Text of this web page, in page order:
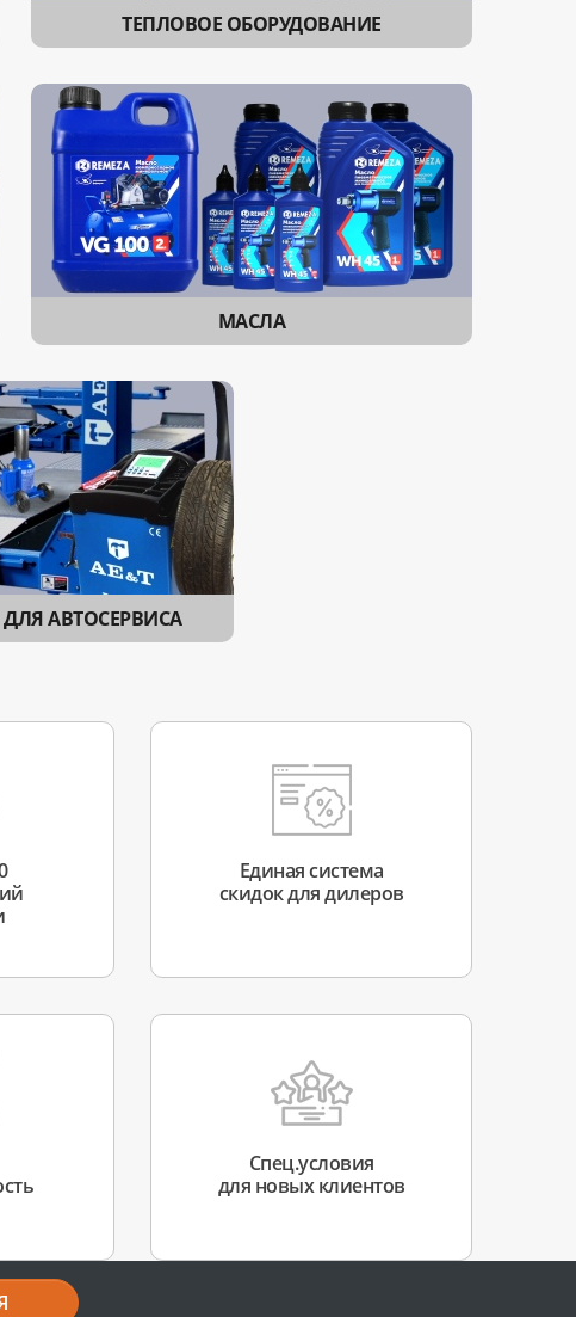
ТЕПЛОВОЕ ОБОРУДОВАНИЕ
МАСЛА
АВТОСЕРВИСА
Единая система
скидок для дилеров
Спец.условия
для новых клиентов